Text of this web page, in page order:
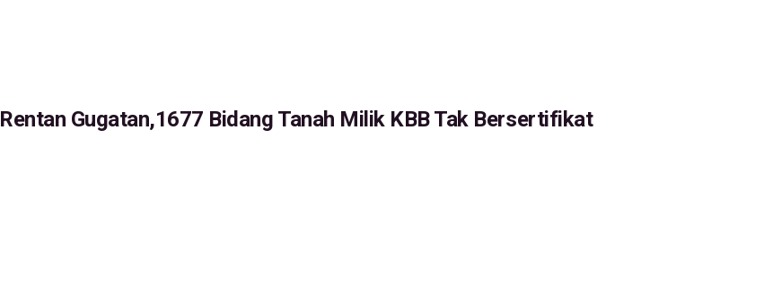
Rentan Gugatan,1677 Bidang Tanah Milik KBB Tak Bersertifikat